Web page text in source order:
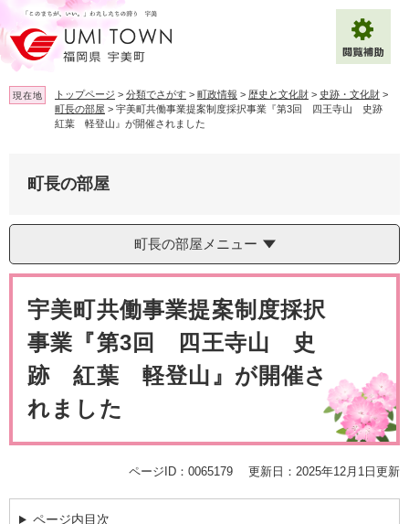
ー
ジ
の
先
頭
ニ
ュ
ー
を
飛
背景色変更
Multilingual（English・中文・한글）
現在地 トップページ > 分類でさがす > 町政情報 > 歴史と文化財 > 史跡・文化財 >
町長の部屋 > 宇美町共働事業提案制度採択事業『第3回 四王寺山 史跡
紅葉 軽登山』が開催されました
町長の部屋
町長の部屋メニュー
宇美町共働事業提案制度採択
事業『第3回 四王寺山 史
跡 紅葉 軽登山』が開催さ
れました
ページID：0065179 更新日：2025年12月1日更新
ページ内目次